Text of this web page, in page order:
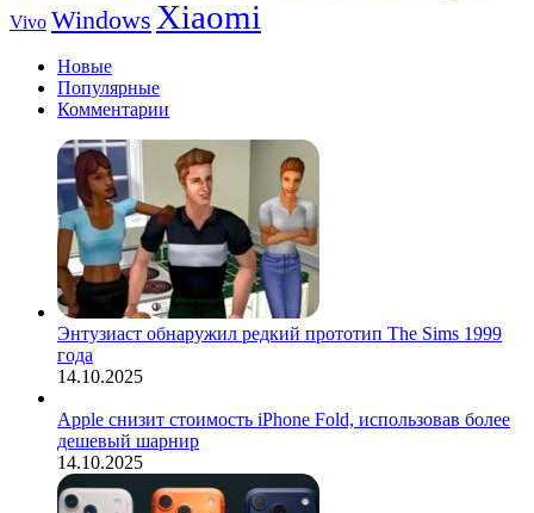
Vivo Windows Xiaomi
Новые
Популярные
Комментарии
Энтузиаст обнаружил редкий прототип The Sims 1999
года
14.10.2025
Apple снизит стоимость iPhone Fold, использовав более
дешевый шарнир
14.10.2025